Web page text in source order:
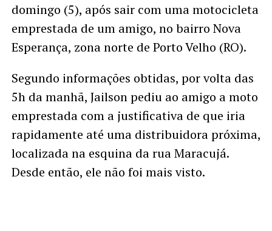
domingo (5), após sair com uma motocicleta
emprestada de um amigo, no bairro Nova
Esperança, zona norte de Porto Velho (RO).
Segundo informações obtidas, por volta das
5h da manhã, Jailson pediu ao amigo a moto
emprestada com a justificativa de que iria
rapidamente até uma distribuidora próxima,
localizada na esquina da rua Maracujá.
Desde então, ele não foi mais visto.